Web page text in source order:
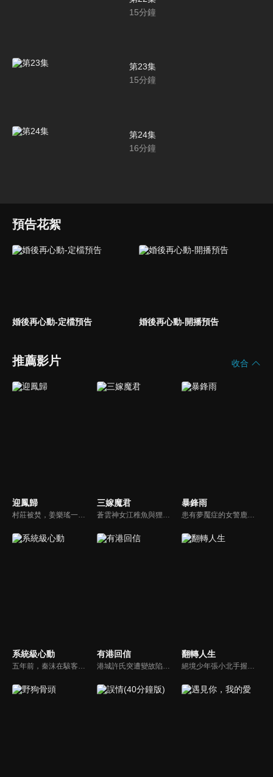
15分鐘
第23集
15分鐘
第24集
16分鐘
預告花絮
婚後再心動-定檔預告 婚後再心動-開播預告
推薦影片 收合
迎鳳歸 三嫁魔君 暴鋒雨
患有夢魘症的女警鹿一多年來堅持暗中追查父親重傷昏迷的真相，意外結識了高冷女警林深，二人攜手破獲一系列離奇命案，情誼日漸深厚的同時，鹿一發現林深似與父親舊案有著千絲萬縷的關聯...
系統級心動 有港回信
港城許氏突遭變故陷入絕境，養女許晚信求助婚約對象沈灝，反被沈家父子要脅。緊急關頭，沈家小叔沈顧以沈氏大股東身份歸來，並與許晚信簽訂契約婚姻助其應對危機，許家爺爺在看到許晚信和沈顧後，驚覺二人酷似當年的救國情侶林書意與沈故，在他們的相互扶持中，前世未盡的緣分也被緩緩揭開的故事。
翻轉人生